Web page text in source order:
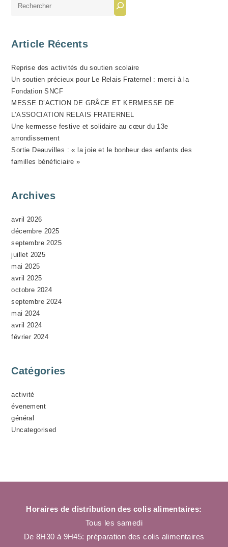
N
V
È
N
E
M
E
N
T
Article Récents
Reprise des activités du soutien scolaire
Un soutien précieux pour Le Relais Fraternel : merci à la
Fondation SNCF
MESSE D’ACTION DE GRÂCE ET KERMESSE DE
L’ASSOCIATION RELAIS FRATERNEL
Une kermesse festive et solidaire au cœur du 13e
arrondissement
Sortie Deauvilles : « la joie et le bonheur des enfants des
familles bénéficiaire »
Archives
avril 2026
décembre 2025
septembre 2025
juillet 2025
mai 2025
avril 2025
octobre 2024
septembre 2024
mai 2024
avril 2024
février 2024
Catégories
activité
évenement
général
Uncategorised
Horaires de distribution des colis alimentaires:
Tous les samedi
De 8H30 à 9H45: préparation des colis alimentaires